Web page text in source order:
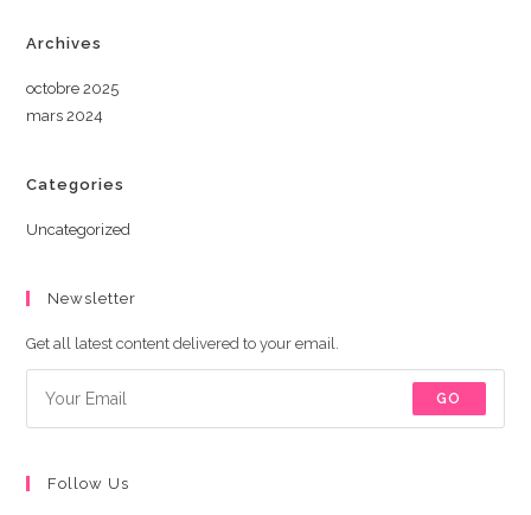
Archives
octobre 2025
mars 2024
Categories
Uncategorized
Newsletter
Get all latest content delivered to your email.
GO
Follow Us